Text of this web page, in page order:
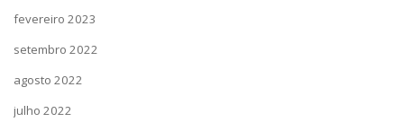
fevereiro 2023
setembro 2022
agosto 2022
julho 2022